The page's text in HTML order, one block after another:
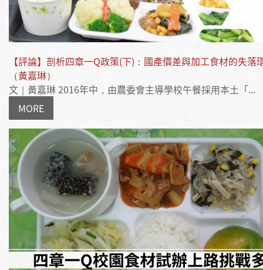
【評論】剖析四章一Q政策(下)：國產價差與加工食材的失落
（黃嘉琳）
文｜黃嘉琳 2016年中，由農委會主導學校午餐採用本土「...
MORE